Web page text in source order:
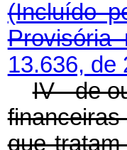
(Incluído
13.636, de
IV - de
que